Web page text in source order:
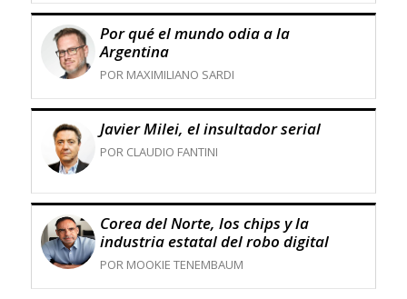
Por qué el mundo odia a la
Argentina
POR MAXIMILIANO SARDI
Javier Milei, el insultador serial
POR CLAUDIO FANTINI
Corea del Norte, los chips y la
industria estatal del robo digital
POR MOOKIE TENEMBAUM